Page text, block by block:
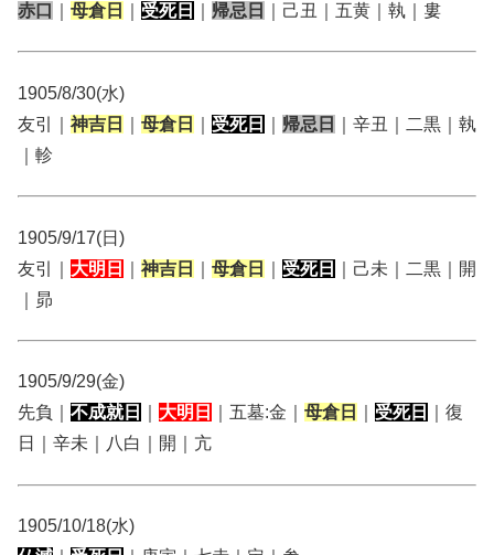
赤口
母倉日 受死日 帰忌日 ｜己丑｜五黄｜執｜婁
1905/8/30(水)
友引｜ 神吉日 母倉日 受死日 帰忌日
｜辛丑｜二黒｜執
｜軫
1905/9/17(日)
友引｜ 大明日 神吉日 母倉日 受死日
｜己未｜二黒｜開
｜昴
1905/9/29(金)
先負｜ 不成就日 大明日 ｜五墓:金｜ 母倉日 受死日
｜復
日｜辛未｜八白｜開｜亢
1905/10/18(水)